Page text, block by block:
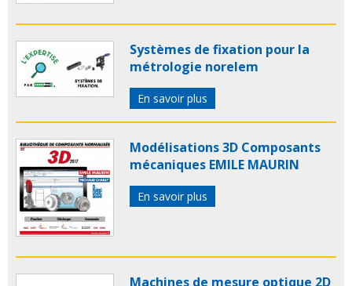
Systèmes de fixation pour la
métrologie norelem
En savoir plus
Modélisations 3D Composants
mécaniques EMILE MAURIN
En savoir plus
Machines de mesure optique 2D